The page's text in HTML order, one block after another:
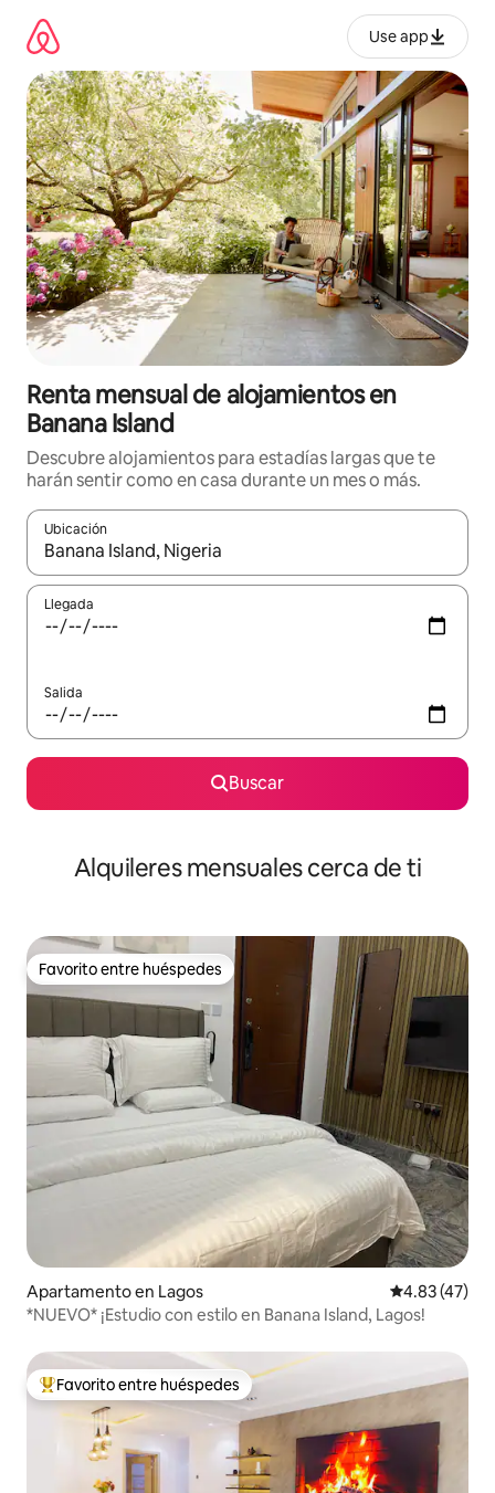
contenido
Use app
Renta mensual de alojamientos en
Banana Island
Descubre alojamientos para estadías largas que te
harán sentir como en casa durante un mes o más.
Ubicación
Cuando los resultados estén disponibles, navega con las
Llegada
Salida
Buscar
Alquileres mensuales cerca de ti
Favorito entre huéspedes
Favorito entre huéspedes
Apartamento en Lagos Calificación
4.83 (47)
*NUEVO* ¡Estudio con estilo en Banana Island, Lagos!
Favorito entre huéspedes preferido
Favorito entre huéspedes